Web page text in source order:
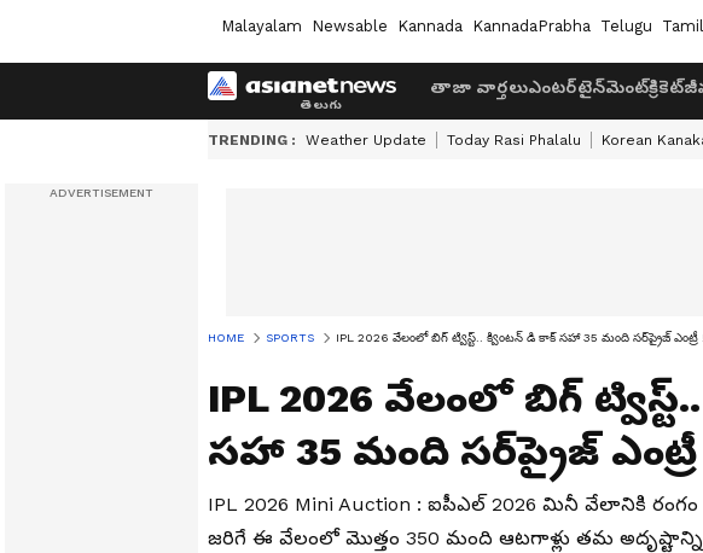
Malayalam Newsable Kannada KannadaPrabha Telugu Tamil
తాజా వార్తలుఎంటర్‌టైన్‌మెంట్క్రికెట్
TRENDING : Weather Update Today Rasi Phalalu Korean
HOME SPORTS IPL 2026 వేలంలో బిగ్ ట్విస్ట్.. క్వింటన్ డి కాక్ సహా 35 మంది సర్‌ప్రైజ్ ఎంట్రీ !
IPL 2026 వేలంలో బిగ్
సహా 35 మంది సర్‌ప్రైజ్ ఎంట్రీ
IPL 2026 Mini Auction : ఐపీఎల్ 2026 మినీ వేలానికి
జరిగే ఈ వేలంలో మొత్తం 350 మంది ఆటగాళ్లు తమ అదృష్టాన్ని